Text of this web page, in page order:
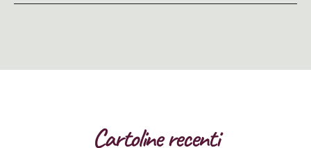
Cartoline recenti